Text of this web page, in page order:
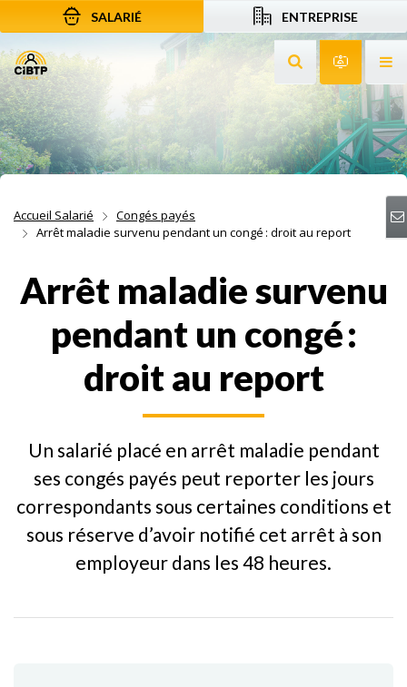
Aller au contenu
Aller à la recherche
Aller à la navigation
SALARIÉ ENTREPRISE
Rechercher sur
Accueil Salarié
Congés payés
Arrêt maladie survenu pendant un congé : droit au report
Arrêt maladie survenu
pendant un congé :
droit au report
Un salarié placé en arrêt maladie pendant
ses congés payés peut reporter les jours
correspondants sous certaines conditions et
sous réserve d’avoir notifié cet arrêt à son
employeur dans les 48 heures.